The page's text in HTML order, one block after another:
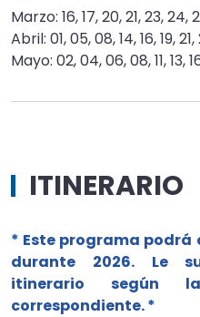
Marzo: 16, 17, 20, 21, 23, 24,
Abril: 01, 05, 08, 14, 16, 19,
Mayo: 02, 04, 06, 08, 11, 13,
ITINERARIO
* Este programa podrá
durante 2026. Le
itinerario según
correspondiente. *